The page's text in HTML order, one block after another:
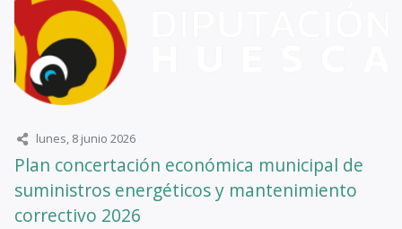
lunes, 8 junio 2026
Plan concertación económica municipal de
suministros energéticos y mantenimiento
correctivo 2026